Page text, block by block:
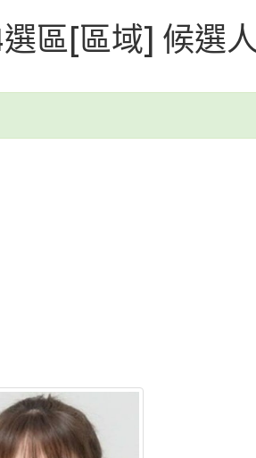
區[區域] 候選人